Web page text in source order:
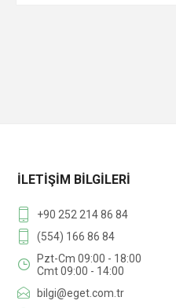
İLETIŞIM BILGILERI
+90 252 214 86 84
(554) 166 86 84
Pzt-Cm 09:00 - 18:00
Cmt 09:00 - 14:00
bilgi@eget.com.tr